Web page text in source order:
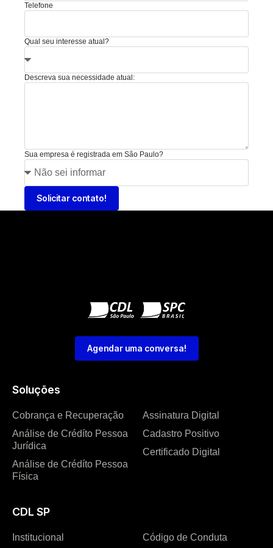
Telefone
Qual seu interesse atual?
Descreva sua necessidade atual:
Sua empresa é registrada em São Paulo?
Solicitar contato!
Soluções
Cobrança e Recuperação
Análise de Crédíto Pessoa
Jurídica
Análise de Crédíto Pessoa
Física
Assinatura Digital
Cadastro Positivo
Certificado Digital
CDL SP
Institucional
Código de Conduta
Agendar uma conversa!